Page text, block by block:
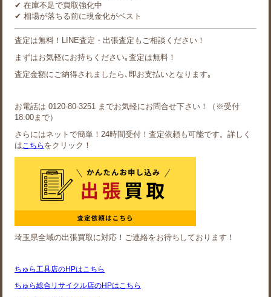
✔ 在庫不足で買取強化中
✔ 相場が落ちる前に現金化がベスト
査定は無料！LINE査定・出張査定もご相談ください！
まずはお気軽にお持ちください｡査定は無料！
査定金額にご納得されましたら､即お支払いとなります｡
お電話は 0120-80-3251 までお気軽にお問合せ下さい！（※受付
18:00まで）
さらにはネットで簡単！24時間受付！査定依頼も可能です。詳しく
はこちら をクリック！
埼玉県全域の出張買取に対応！ご連絡をお待ちしております！
ちゅら工具店のHPはこちら
ちゅら総合リサイクル店のHPはこちら